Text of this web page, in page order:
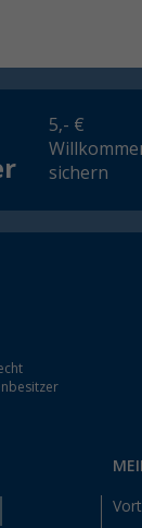
5,- €
sichern